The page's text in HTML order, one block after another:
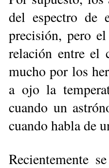
del espectro de
precisión, pero
relación entre el
mucho por los
a ojo la
cuando un
cuando habla de
Recientemente